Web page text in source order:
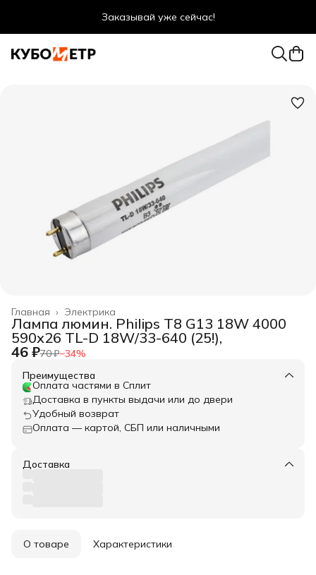
Заказывай уже сейчас!
Оптовые цены даже для физ. лиц
Электрика
Главная ›
Лампа люмин. Philips T8 G13 18W 4000
590х26 TL-D 18W/33-640 (25!),
46 ₽70 ₽−34%
Преимущества
Оплата частями в Сплит
Доставка в пункты выдачи или до двери
Удобный возврат
Оплата — картой, СБП или наличными
Доставка
О товаре Характеристики